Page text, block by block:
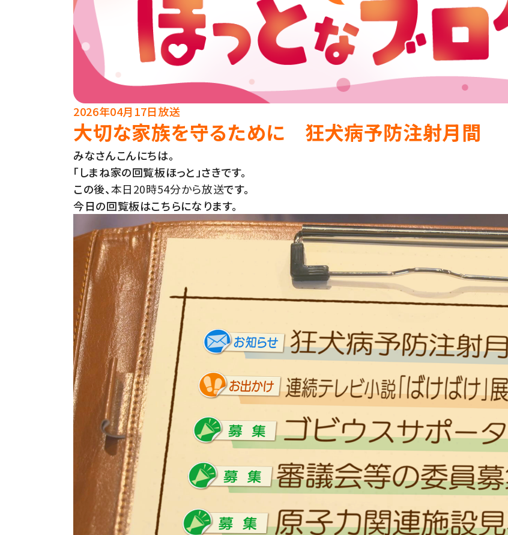
2026年04月17日放送
大切な家族を守るために 狂犬病予防注射月間
みなさんこんにちは。
「しまね家の回覧板ほっと」さきです。
この後、本日20時54分から放送です。
今日の回覧板はこちらになります。